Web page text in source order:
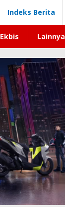
Indeks Berita
Ekbis Lainnya